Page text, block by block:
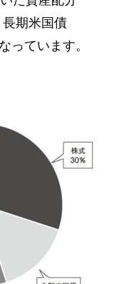
期米国債
っています。